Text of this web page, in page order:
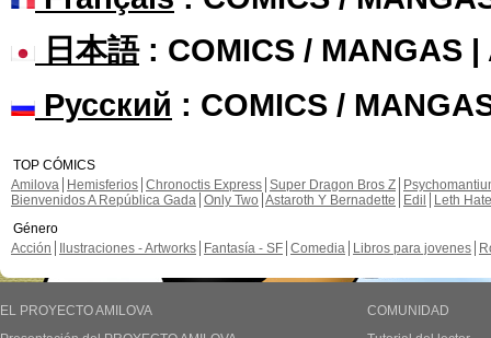
日本語: COMICS / MANGAS |
Русский : COMICS /
TOP CÓMICS
Amilova
Hemisferios Chronoctis Express Super Dragon Bros Z
Bienvenidos A República Gada Only Two Astaroth Y Bernadette Edil
Leth Hate
Género
Acción
Ilustraciones - Artworks Fantasía - SF Comedia Libros para jovenes
EL PROYECTO AMILOVA
COMUNIDAD